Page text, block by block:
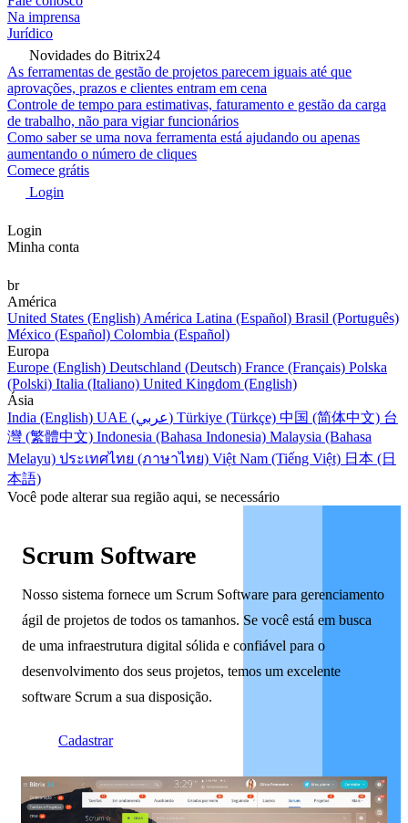
Na imprensa
Jurídico
Novidades do Bitrix24
As ferramentas de gestão de projetos parecem iguais até que
aprovações, prazos e clientes entram em cena
Controle de tempo para estimativas, faturamento e gestão da carga
de trabalho, não para vigiar funcionários
Como saber se uma nova ferramenta está ajudando ou apenas
aumentando o número de cliques
Comece grátis
Login
Login
Minha conta
br
América
United States (English) América Latina (Español) Brasil (Português)
México (Español) Colombia (Español)
Europa
Europe (English) Deutschland (Deutsch) France (Français) Polska
(Polski) Italia (Italiano) United Kingdom (English)
Ásia
India (English)
UAE (عربي) Türkiye (Türkçe) 中国 (简体中文) 台
灣 (繁體中文) Indonesia (Bahasa Indonesia) Malaysia (Bahasa
Melayu) ประเทศไทย (ภาษาไทย) Việt Nam (Tiếng Việt) 日本 (日
本語)
Você pode alterar sua região aqui, se necessário
Scrum Software
Nosso sistema fornece um Scrum Software para gerenciamento
ágil de projetos de todos os tamanhos. Se você está em busca
de uma infraestrutura digital sólida e confiável para o
desenvolvimento dos seus projetos, temos um excelente
software Scrum a sua disposição.
Cadastrar